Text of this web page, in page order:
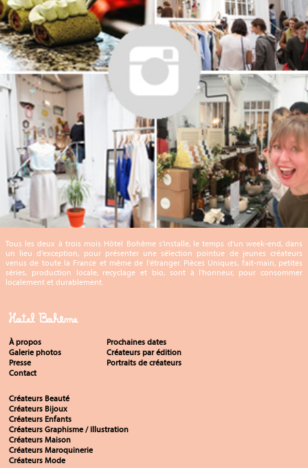
Tous les deux à trois mois Hôtel Bohême s'installe, le temps d'un week-end, dans
un lieu d'exception, pour présenter une sélection pointue de jeunes créateurs
venus de toute la France et même de l'étranger. Pièces Uniques, fait-main, petites
séries, production locale, recyclage et bio, sont à l'honneur, pour consommer
localement et durablement.
Hotel Bohême
À propos
Prochaines dates
Galerie photos
Créateurs par édition
Presse
Portraits de créateurs
Contact
Créateurs Beauté
Créateurs Bijoux
Créateurs Enfants
Créateurs Graphisme / Illustration
Créateurs Maison
Créateurs Maroquinerie
Créateurs Mode